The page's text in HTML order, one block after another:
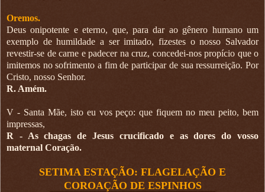
Oremos.
Deus onipotente e eterno, que, para dar ao gênero humano um
exemplo de humildade a ser imitado, fizestes o nosso Salvador
revestir-se de carne e padecer na cruz, concedei-nos propício que o
imitemos no sofrimento a fim de participar de sua ressurreição. Por
Cristo, nosso Senhor.
R. Amém.
V - Santa Mãe, isto eu vos peço: que fiquem no meu peito, bem
impressas,
R - As chagas de Jesus crucificado e as dores do vosso
maternal Coração.
SETIMA ESTAÇÃO: FLAGELAÇÃO E
COROAÇÃO DE ESPINHOS